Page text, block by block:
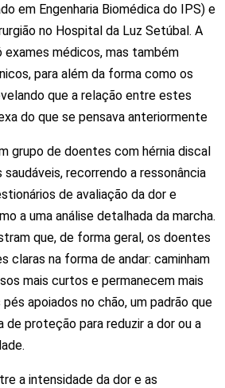
em Engenharia Biomédica do IPS) e
no Hospital da Luz Setúbal. A
exames médicos, mas também
para além da forma como os
que a relação entre estes
do que se pensava anteriormente
grupo de doentes com hérnia discal
recorrendo a ressonância
de avaliação da dor e
a uma análise detalhada da marcha.
que, de forma geral, os doentes
claras na forma de andar: caminham
mais curtos e permanecem mais
apoiados no chão, um padrão que
de proteção para reduzir a dor ou a
a intensidade da dor e as